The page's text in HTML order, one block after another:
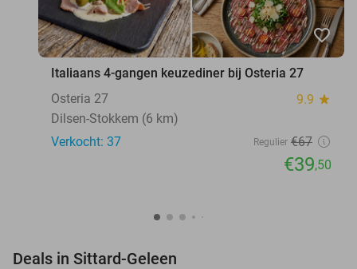
favorite_border
Italiaans 4-gangen keuzediner bij Osteria 27
Osteria 27
9.9 star
Dilsen-Stokkem (6 km)
Verkocht: 37
Regulier €67
€39,50
Deals in Sittard-Geleen